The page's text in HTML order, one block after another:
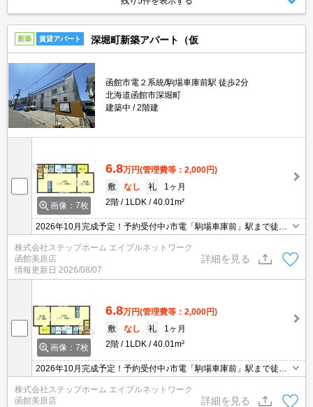
新築 賃貸アパート 深堀町新築アパート（仮
函館市電２系統/駒場車庫前駅 徒歩2分
北海道函館市深堀町
建築中
2階建
画像：7枚
6.8万円(管理費等：2,000円)
敷
なし 礼
1ヶ月
2階
1LDK 40.01m²
2026年10月完成予定！予約受付中♪市電「駒場車庫前」駅まで徒歩
株式会社ステップホーム エイブルネットワーク
函館美原店
情報更新日 2026/08/07
詳細を見る
画像：7枚
6.8万円(管理費等：2,000円)
敷
なし 礼
1ヶ月
2階
1LDK 40.01m²
2026年10月完成予定！予約受付中♪市電「駒場車庫前」駅まで徒歩
株式会社ステップホーム エイブルネットワーク
函館美原店
詳細を見る